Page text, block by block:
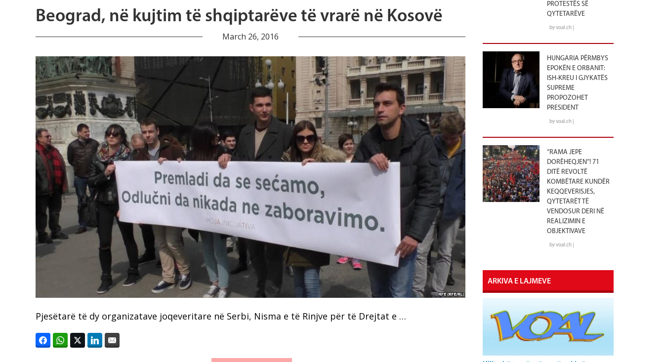
Beograd, në kujtim të shqiptarëve të vrarë në Kosovë
March 26, 2016
Pjesëtarë të dy organizatave joqeveritare në Serbi, Nisma e të Rinjve për të Drejtat e …
PROTESTËS SË
QYTETARËVE
by voal.ch |
HUNGARIA PËRMBYS
EPOKËN E ORBANIT:
ISH-KREU I GJYKATËS
SUPREME
PROPOZOHET
PRESIDENT
by voal.ch |
“RAMA JEPE
DORËHEQJEN”! 71
DITË REVOLTË
KOMBËTARE KUNDËR
KEQQEVERISJES,
QYTETARËT TË
VENDOSUR DERI NË
REALIZIMIN E
OBJEKTIVAVE
by voal.ch |
ARKIVA E LAJMEVE